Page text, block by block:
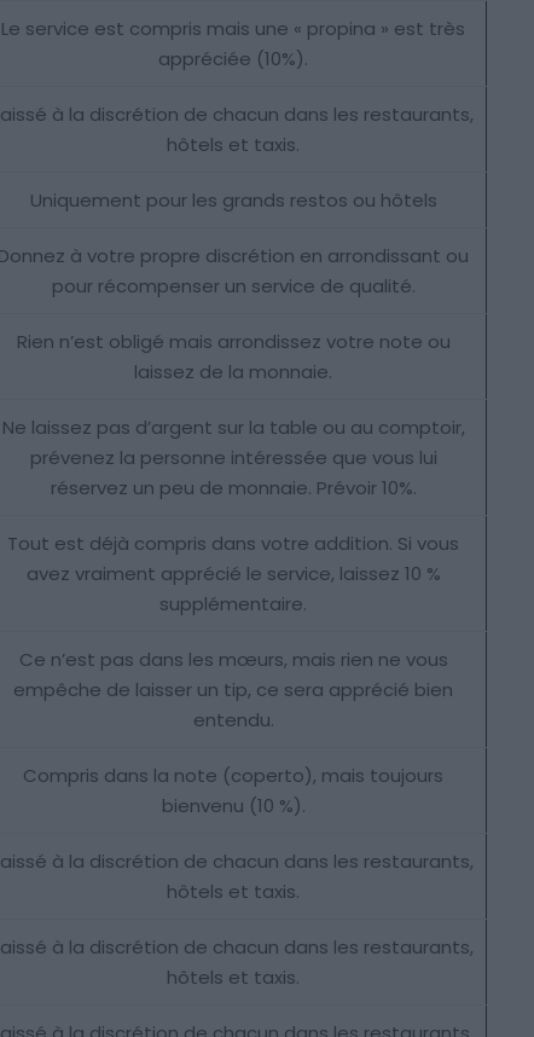
Le service est compris mais une « propina » est très
appréciée (10%).
à la discrétion de chacun dans les restaurants,
hôtels et taxis.
Uniquement pour les grands restos ou hôtels
Donnez à votre propre discrétion en arrondissant ou
pour récompenser un service de qualité.
Rien n’est obligé mais arrondissez votre note ou
laissez de la monnaie.
Ne laissez pas d’argent sur la table ou au comptoir,
prévenez la personne intéressée que vous lui
réservez un peu de monnaie. Prévoir 10%.
Tout est déjà compris dans votre addition. Si vous
avez vraiment apprécié le service, laissez 10 %
supplémentaire.
Ce n’est pas dans les mœurs, mais rien ne vous
empêche de laisser un tip, ce sera apprécié bien
entendu.
Compris dans la note (coperto), mais toujours
bienvenu (10 %).
à la discrétion de chacun dans les restaurants,
hôtels et taxis.
à la discrétion de chacun dans les restaurants,
hôtels et taxis.